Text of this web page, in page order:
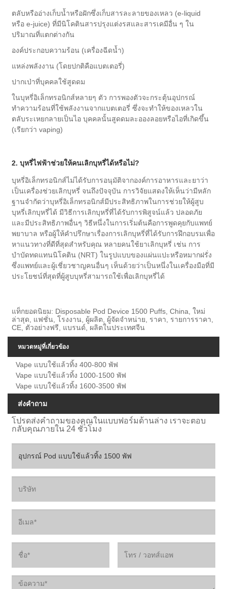
ตลับหรืออ่างเก็บน้ำหรือฝักซึ่งเก็บสารละลายของเหลว (e-liquid
หรือ e-juice) ที่มีนิโคตินสารปรุงแต่งรสและสารเคมีอื่น ๆ ใน
ปริมาณที่แตกต่างกัน
องค์ประกอบความร้อน (เครื่องฉีดน้ำ)
แหล่งพลังงาน (โดยปกติคือแบตเตอรี่)
ปากเป่าที่บุคคลใช้สูดดม
ในบุหรี่อิเล็กทรอนิกส์หลายๆ ตัว การพองตัวจะกระตุ้นอุปกรณ์
ทำความร้อนที่ใช้พลังงานจากแบตเตอรี่ ซึ่งจะทำให้ของเหลวใน
ตลับระเหยกลายเป็นไอ บุคคลนั้นสูดดมละอองลอยหรือไอที่เกิดขึ้น
(เรียกว่า vaping)
2. บุหรี่ไฟฟ้าช่วยให้คนเลิกบุหรี่ได้หรือไม่?
บุหรี่อิเล็กทรอนิกส์ไม่ได้รับการอนุมัติจากองค์การอาหารและยาว่า
เป็นเครื่องช่วยเลิกบุหรี่ จนถึงปัจจุบัน การวิจัยแสดงให้เห็นว่ามีหลัก
ฐานจำกัดว่าบุหรี่อิเล็กทรอนิกส์มีประสิทธิภาพในการช่วยให้ผู้สูบ
บุหรี่เลิกบุหรี่ได้ มีวิธีการเลิกบุหรี่ที่ได้รับการพิสูจน์แล้ว ปลอดภัย
และมีประสิทธิภาพอื่นๆ วิธีหนึ่งในการเริ่มต้นคือการพูดคุยกับแพทย์
พยาบาล หรือผู้ให้คำปรึกษาเรื่องการเลิกบุหรี่ที่ได้รับการฝึกอบรมเพื่อ
หาแนวทางที่ดีที่สุดสำหรับคุณ หลายคนใช้ยาเลิกบุหรี่ เช่น การ
บำบัดทดแทนนิโคติน (NRT) ในรูปแบบของแผ่นแปะหรือหมากฝรั่ง
ซึ่งแพทย์และผู้เชี่ยวชาญคนอื่นๆ เห็นด้วยว่าเป็นหนึ่งในเครื่องมือที่มี
ประโยชน์ที่สุดที่ผู้สูบบุหรี่สามารถใช้เพื่อเลิกบุหรี่ได้
แท็กยอดนิยม: Disposable Pod Device 1500 Puffs, China, ใหม่
ล่าสุด, แฟชั่น, โรงงาน, ผู้ผลิต, ผู้จัดจำหน่าย, ราคา, รายการราคา,
CE, ตัวอย่างฟรี, แบรนด์, ผลิตในประเทศจีน
หมวดหมู่ที่เกี่ยวข้อง
Vape แบบใช้แล้วทิ้ง 400-800 พัฟ
Vape แบบใช้แล้วทิ้ง 1000-1500 พัฟ
Vape แบบใช้แล้วทิ้ง 1600-3500 พัฟ
ส่งคำถาม
โปรดส่งคำถามของคุณในแบบฟอร์มด้านล่าง เราจะตอบ
กลับคุณภายใน 24 ชั่วโมง